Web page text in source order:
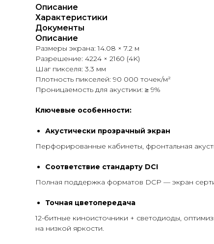
Описание
Характеристики
Документы
Описание
Размеры экрана: 14.08 × 7.2 м
Разрешение: 4224 × 2160 (4K)
Шаг пикселя: 3.3 мм
Плотность пикселей: 90 000 точек/м²
Проницаемость для акустики: ≥ 9%
Ключевые особенности:
Акустически прозрачный экран
Перфорированные кабинеты, фронтальная
Соответствие стандарту DCI
Полная поддержка форматов DCP — экран
Точная цветопередача
12-битные киноисточники + светодиоды,
на низкой яркости.